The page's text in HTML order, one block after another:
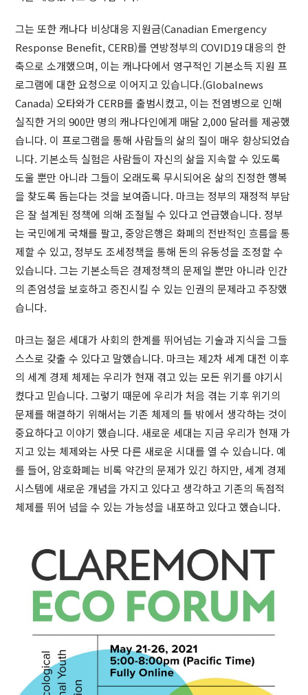
그는 또한 캐나다 비상대응 지원금(Canadian Emergency
Response Benefit, CERB)를 연방정부의 COVID19 대응의 한
축으로 소개했으며, 이는 캐나다에서 영구적인 기본소득 지원 프
로그램에 대한 요청으로 이어지고 있습니다.(Globalnews
Canada) 오타와가 CERB를 출범시켰고, 이는 전염병으로 인해
실직한 거의 900만 명의 캐나다인에게 매달 2,000 달러를 제공했
습니다. 이 프로그램을 통해 사람들의 삶의 질이 매우 향상되었습
니다. 기본소득 실험은 사람들이 자신의 삶을 지속할 수 있도록
도울 뿐만 아니라 그들이 오래도록 무시되어온 삶의 진정한 행복
을 찾도록 돕는다는 것을 보여줍니다. 마크는 정부의 재정적 부담
은 잘 설계된 정책에 의해 조절될 수 있다고 언급했습니다. 정부
는 국민에게 국채를 팔고, 중앙은행은 화폐의 전반적인 흐름을 통
제할 수 있고, 정부도 조세정책을 통해 돈의 유동성을 조정할 수
있습니다. 그는 기본소득은 경제정책의 문제일 뿐만 아니라 인간
의 존엄성을 보호하고 증진시킬 수 있는 인권의 문제라고 주장했
습니다.
마크는 젊은 세대가 사회의 한계를 뛰어넘는 기술과 지식을 그들
스스로 갖출 수 있다고 말했습니다. 마크는 제2차 세계 대전 이후
의 세계 경제 체제는 우리가 현재 겪고 있는 모든 위기를 야기시
켰다고 믿습니다. 그렇기 때문에 우리가 처음 겪는 기후 위기의
문제를 해결하기 위해서는 기존 체제의 틀 밖에서 생각하는 것이
중요하다고 이야기 했습니다. 새로운 세대는 지금 우리가 현재 가
지고 있는 체제와는 사뭇 다른 새로운 시대를 열 수 있습니다. 예
를 들어, 암호화폐는 비록 약간의 문제가 있긴 하지만, 세계 경제
시스템에 새로운 개념을 가지고 있다고 생각하고 기존의 독점적
체제를 뛰어 넘을 수 있는 가능성을 내포하고 있다고 했습니다.